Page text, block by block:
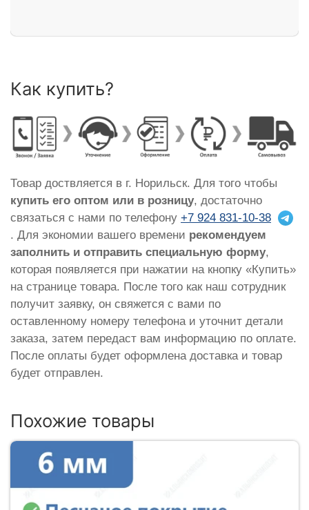
Как купить?
Товар доствляется в г. Норильск. Для того чтобы
купить его оптом или в розницу, достаточно
связаться с нами по телефону +7 924 831-10-38
. Для экономии вашего времени рекомендуем
заполнить и отправить специальную форму,
которая появляется при нажатии на кнопку «Купить»
на странице товара. После того как наш сотрудник
получит заявку, он свяжется с вами по
оставленному номеру телефона и уточнит детали
заказа, затем передаст вам информацию по оплате.
После оплаты будет оформлена доставка и товар
будет отправлен.
Похожие товары